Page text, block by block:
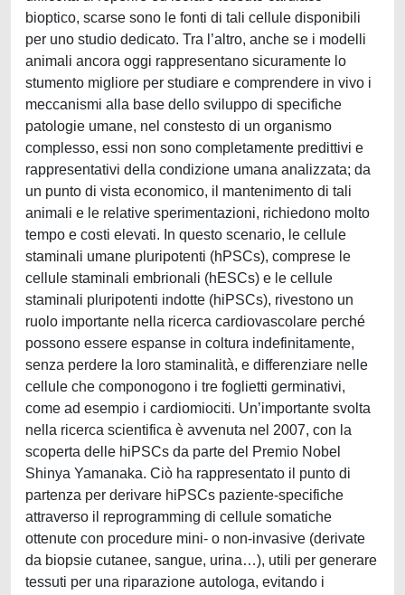
bioptico, scarse sono le fonti di tali cellule disponibili
per uno studio dedicato. Tra l’altro, anche se i modelli
animali ancora oggi rappresentano sicuramente lo
stumento migliore per studiare e comprendere in vivo i
meccanismi alla base dello sviluppo di specifiche
patologie umane, nel constesto di un organismo
complesso, essi non sono completamente predittivi e
rappresentativi della condizione umana analizzata; da
un punto di vista economico, il mantenimento di tali
animali e le relative sperimentazioni, richiedono molto
tempo e costi elevati. In questo scenario, le cellule
staminali umane pluripotenti (hPSCs), comprese le
cellule staminali embrionali (hESCs) e le cellule
staminali pluripotenti indotte (hiPSCs), rivestono un
ruolo importante nella ricerca cardiovascolare perché
possono essere espanse in coltura indefinitamente,
senza perdere la loro staminalità, e differenziare nelle
cellule che componogono i tre foglietti germinativi,
come ad esempio i cardiomiociti. Un’importante svolta
nella ricerca scientifica è avvenuta nel 2007, con la
scoperta delle hiPSCs da parte del Premio Nobel
Shinya Yamanaka. Ciò ha rappresentato il punto di
partenza per derivare hiPSCs paziente-specifiche
attraverso il reprogramming di cellule somatiche
ottenute con procedure mini- o non-invasive (derivate
da biopsie cutanee, sangue, urina…), utili per generare
tessuti per una riparazione autologa, evitando i